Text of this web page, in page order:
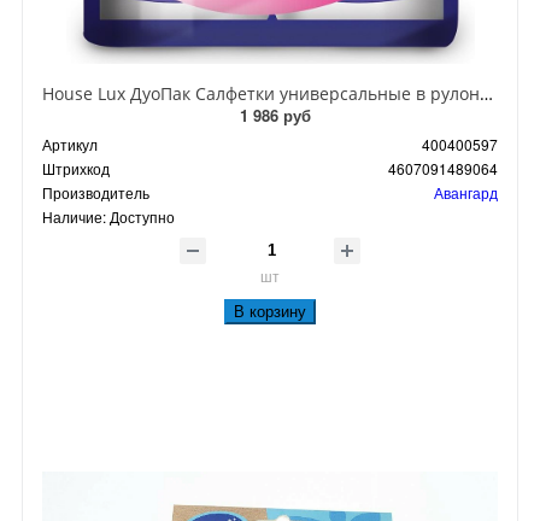
House Lux ДуоПак Салфетки универсальные в рулоне 125*2 шт
1 986 руб
Артикул
400400597
Штрихкод
4607091489064
Производитель
Авангард
Наличие: Доступно
шт
В корзину